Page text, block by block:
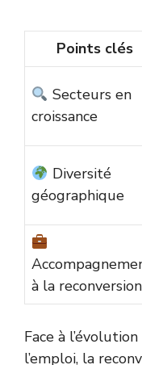
Points clés
Secteurs en
croissance
Diversité
géographique
à la reconversion
Face à
l’emploi, la